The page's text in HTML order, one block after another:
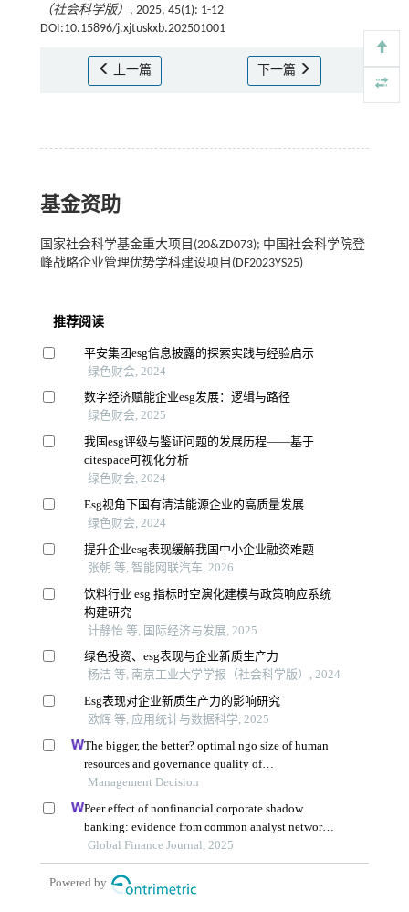
（社会科学版） , 2025, 45(1): 1-12
DOI:10.15896/j.xjtuskxb.202501001
上一篇 下一篇
基金资助
国家社会科学基金重大项目(20&ZD073); 中国社会科学院登
峰战略企业管理优势学科建设项目(DF2023YS25)